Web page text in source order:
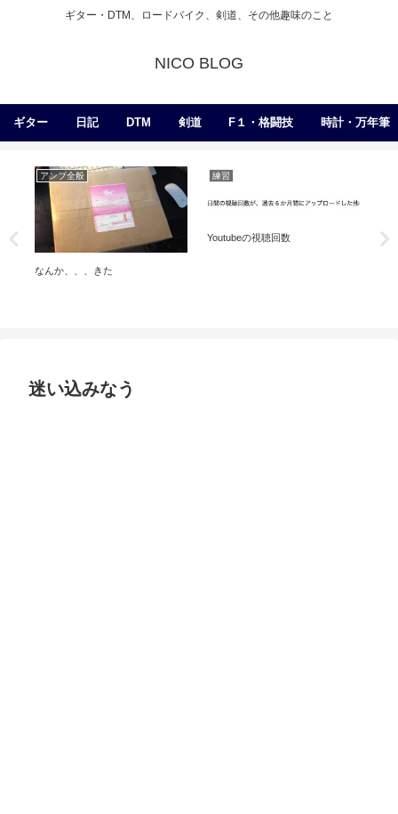
ギター・DTM、ロードバイク、剣道、その他趣味のこと
NICO BLOG
ギター 日記 DTM 剣道 F１・格闘技 時計・万年筆
アンプ全般
なんか、、、きた
練習
Youtubeの視聴回数
迷い込みなう